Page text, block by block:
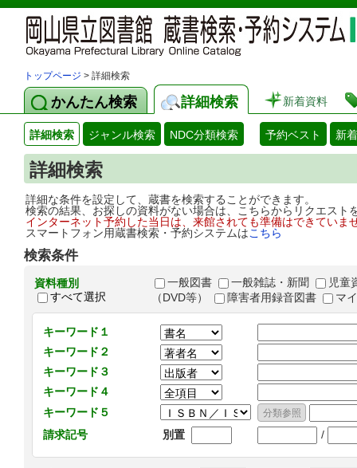
トップページ > 詳細検索
かんたん検索 詳細検索 新着資料
詳細検索 ジャンル検索 NDC分類検索 予約ベスト 新
詳細検索
詳細な条件を設定して、蔵書を検索することができます。
検索の結果、お探しの資料がない場合は、こちらからリクエス
インターネット予約した当日は、来館されても準備はできてい
スマートフォン用蔵書検索・予約システムはこちら
検索条件
資料種別
すべて選択
一般図書 一般雑誌・新聞
児童
（DVD等）
障害者用録音図書 マ
キーワード１
キーワード２
キーワード３
キーワード４
キーワード５
請求記号
別置 /